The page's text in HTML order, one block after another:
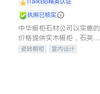
执照已核实
中华橱柜石材公司以实惠的
价格提供实木橱柜，石英石
台面，多种优质不锈钢水
瓷砖橱柜
室内设计